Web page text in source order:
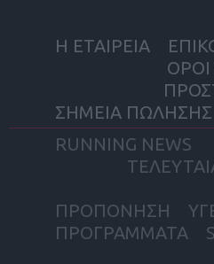
Η ΕΤΑΙΡΕΙΑ
ΣΗΜΕΙΑ ΠΩΛΗΣΗΣ
RUNNING NEWS
ΠΡΟΠΟΝΗΣΗ
ΠΡΟΓΡΑΜΜΑΤΑ